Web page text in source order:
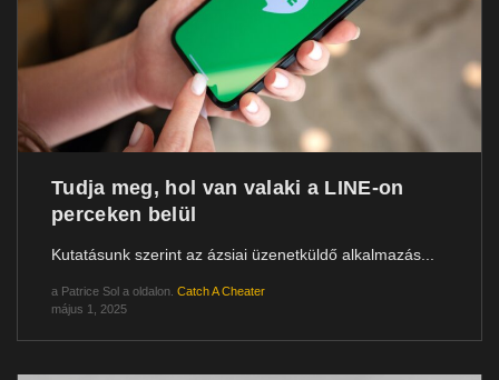
Tudja meg, hol van valaki a LINE-on
perceken belül
Kutatásunk szerint az ázsiai üzenetküldő alkalmazás...
a Patrice Sol a oldalon. Catch A Cheater
május 1, 2025